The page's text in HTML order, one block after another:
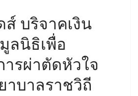
บริจาคเงิน
ลนิธิเพื่อ
รผ่าตัดหัวใจ
าบาลราชวิถี